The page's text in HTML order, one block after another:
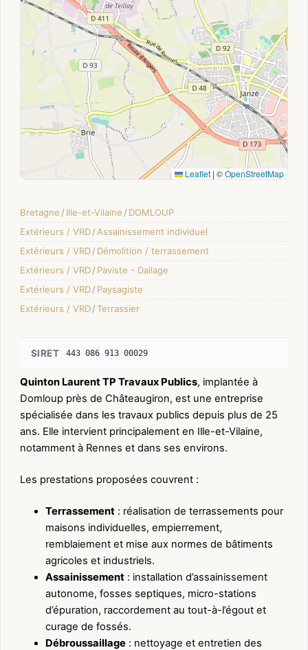
Leaflet | ©OpenStreetMap
Bretagne / Ille-et-Vilaine / DOMLOUP
Extérieurs / VRD/ Assainissement individuel
Extérieurs / VRD/ Démolition / terrassement
Extérieurs / VRD/ Paviste - Dallage
Extérieurs / VRD/ Paysagiste
Extérieurs / VRD/Terrassier
SIRET 443 086 913 00029
Quinton Laurent TP Travaux Publics, implantée à
Domloup près de Châteaugiron, est une entreprise
spécialisée dans les travaux publics depuis plus de 25
ans. Elle intervient principalement en Ille-et-Vilaine,
notamment à Rennes et dans ses environs.
Les prestations proposées couvrent :
Terrassement: réalisation de terrassements pour
maisons individuelles, empierrement,
remblaiement et mise aux normes de bâtiments
agricoles et industriels.
Assainissement: installation d’assainissement
autonome, fosses septiques, micro-stations
d’épuration, raccordement au tout-à-l’égout et
curage de fossés.
Débroussaillage: nettoyage et entretien des